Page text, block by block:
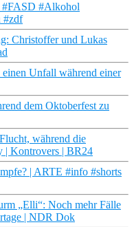
#FASD #Alkohol
#zdf
Christoffer und Lukas
Unfall während einer
dem Oktoberfest zu
während die
| Kontrovers | BR24
| ARTE #info #shorts
„Elli“: Noch mehr Fälle
| NDR Dok